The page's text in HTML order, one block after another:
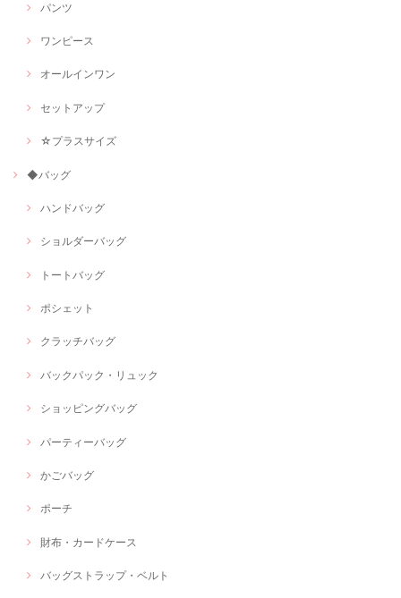
パンツ
ワンピース
オールインワン
セットアップ
☆プラスサイズ
◆バッグ
ハンドバッグ
ショルダーバッグ
トートバッグ
ポシェット
クラッチバッグ
バックパック・リュック
ショッピングバッグ
パーティーバッグ
かごバッグ
ポーチ
財布・カードケース
バッグストラップ・ベルト